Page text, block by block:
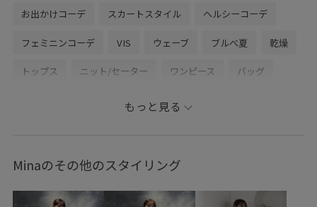
お出かけコーデ スカートスタイル ヘルシーコーデ
フェミニンコーデ VIS ウェーブ ブルべ夏 乾燥
トップス ニット/セーター ワンピース バッグ
シューズ サンダル
BVM36150 BVX36110 BVZ16320
もっと見る
Minaのその他のスタイリング